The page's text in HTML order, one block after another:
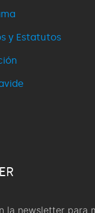
y Estatutos
la newsletter para